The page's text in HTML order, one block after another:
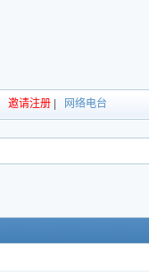
邀请注册 网络电台